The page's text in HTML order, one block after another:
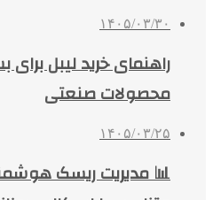
۱۴۰۵/۰۳/۳۰
راهنمای خرید لیبل
محصولات صنعتی
۱۴۰۵/۰۳/۲۵
📊 مدیریت ریسک